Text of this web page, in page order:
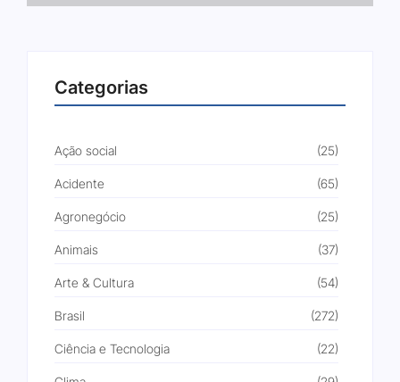
Categorias
Ação social (25)
Acidente (65)
Agronegócio (25)
Animais (37)
Arte & Cultura (54)
Brasil (272)
Ciência e Tecnologia (22)